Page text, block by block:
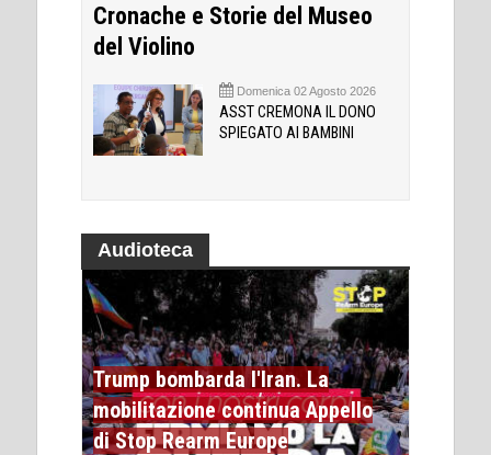
Cronache e Storie del Museo
del Violino
Domenica 02 Agosto 2026
ASST CREMONA IL DONO
SPIEGATO AI BAMBINI
Audioteca
Trump bombarda l'Iran. La
mobilitazione continua Appello
di Stop Rearm Europe